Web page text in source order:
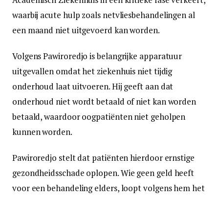
waarbij acute hulp zoals netvliesbehandelingen al
een maand niet uitgevoerd kan worden.
Volgens Pawiroredjo is belangrijke apparatuur
uitgevallen omdat het ziekenhuis niet tijdig
onderhoud laat uitvoeren. Hij geeft aan dat
onderhoud niet wordt betaald of niet kan worden
betaald, waardoor oogpatiënten niet geholpen
kunnen worden.
Pawiroredjo stelt dat patiënten hierdoor ernstige
gezondheidsschade oplopen. Wie geen geld heeft
voor een behandeling elders, loopt volgens hem het